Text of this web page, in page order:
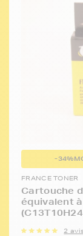
-34%
FRANCE TONER
Cartouche
équivalent
2